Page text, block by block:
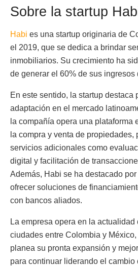
Sobre la startup
Habi es una startup originaria de
el 2019, que se dedica a brindar
inmobiliarios. Su crecimiento ha
de generar el 60% de sus ingresos
En este sentido, la startup destaca
adaptación en el mercado
la compañía opera una plataforma
la compra y venta de propiedades,
servicios adicionales como
digital y facilitación de
Además, Habi se ha destacado
ofrecer soluciones de
con bancos aliados.
La empresa opera en la actualidad
ciudades entre Colombia y
planea su pronta expansión y
para continuar liderando el cambio